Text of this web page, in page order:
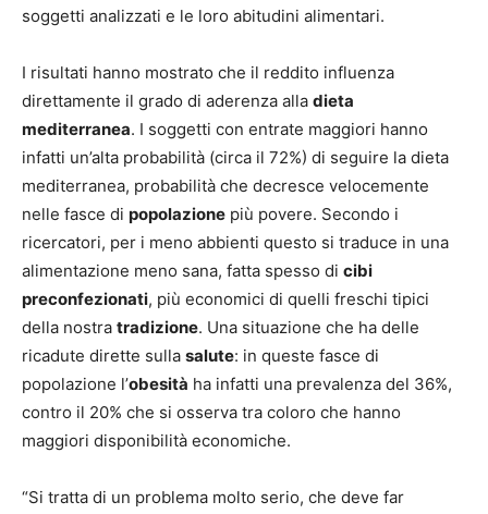
soggetti analizzati e le loro abitudini alimentari.
I risultati hanno mostrato che il reddito influenza
direttamente il grado di aderenza alla dieta
mediterranea. I soggetti con entrate maggiori hanno
infatti un’alta probabilità (circa il 72%) di seguire la dieta
mediterranea, probabilità che decresce velocemente
nelle fasce di popolazione più povere. Secondo i
ricercatori, per i meno abbienti questo si traduce in una
alimentazione meno sana, fatta spesso di cibi
preconfezionati, più economici di quelli freschi tipici
della nostra tradizione. Una situazione che ha delle
ricadute dirette sulla salute: in queste fasce di
popolazione l’obesità ha infatti una prevalenza del 36%,
contro il 20% che si osserva tra coloro che hanno
maggiori disponibilità economiche.
“Si tratta di un problema molto serio, che deve far